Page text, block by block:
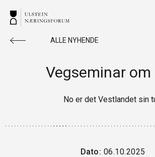
ALLE NYHENDE
Vegseminar om
No er det Vestlandet sin
Dato: 06.10.2025